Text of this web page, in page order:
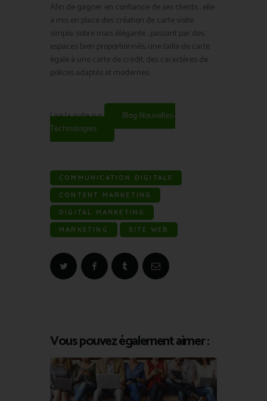
Afin de gagner en confiance de ses clients , elle
a mis en place des création de carte visite
simple, sobre mais élégante , passant par des
espaces bien proportionnés, une taille de carte
égale à une carte de crédit, des caractères de
polices adaptés et modernes.
Lire la suite sur
Blog-Nouvelles-
Technologies
COMMUNICATION DIGITALE
CONTENT MARKETING
DIGITAL MARKETING
MARKETING SITE WEB
Vous pouvez également aimer :